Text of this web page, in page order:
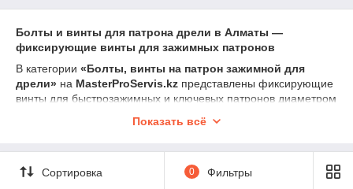
Болты и винты для патрона дрели в Алматы —
фиксирующие винты для зажимных патронов
В категории «Болты, винты на патрон зажимной для
дрели» на MasterProServis.kz представлены фиксирующие
винты для быстрозажимных и ключевых патронов диаметром
патрона при работе, особенно в режиме реверса.
Фиксирующий болт — обязательный элемент конструкции
патрона. При его износе или потере патрон может
откручиваться, давать люфт, а в отдельных случаях —
Показать всё
Сортировка 0 Фильтры